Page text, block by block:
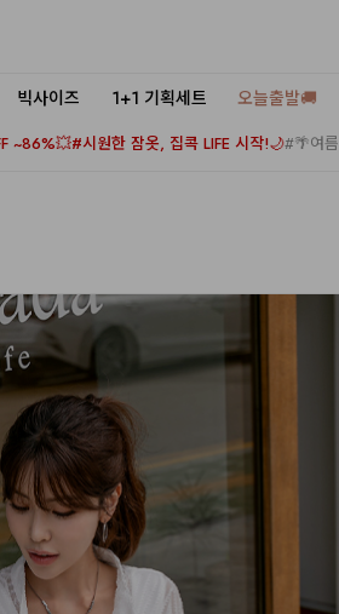
빅사이즈 1+1 기획세트 오늘출발🚚
~86%💥#시원한 잠옷, 집콕 LIFE 시작!🌙#🌴여